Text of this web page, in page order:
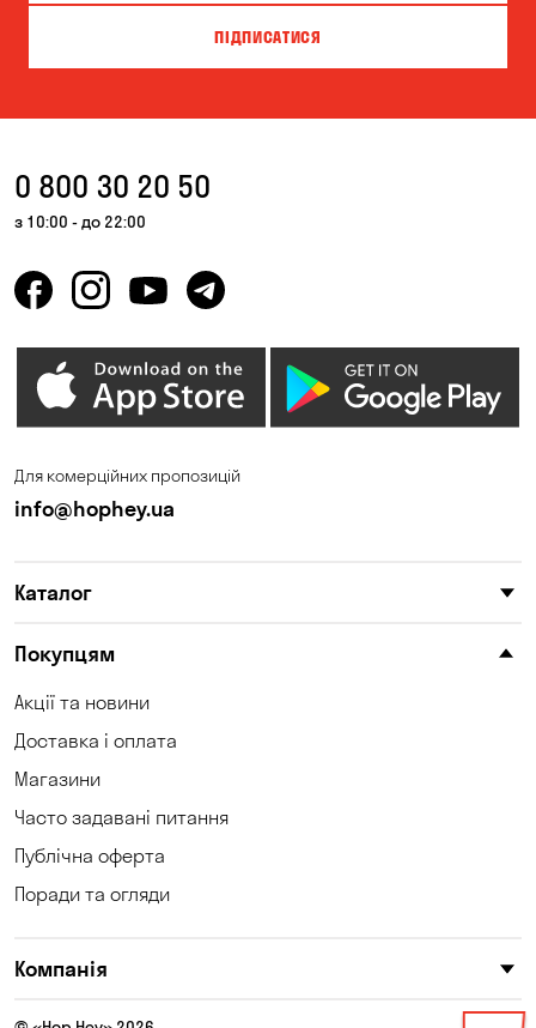
ПІДПИСАТИСЯ
0 800 30 20 50
з 10:00 - до 22:00
Для комерційних пропозицій
info@hophey.ua
Каталог
Покупцям
Акції та новини
Доставка і оплата
Магазини
Часто задавані питання
Публічна оферта
Поради та огляди
Компанія